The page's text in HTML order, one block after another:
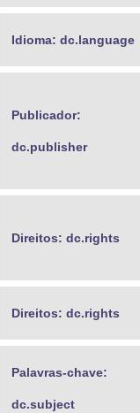
Idioma: dc.language
Publicador:
dc.publisher
Direitos: dc.rights
Direitos: dc.rights
Palavras-chave:
dc.subject